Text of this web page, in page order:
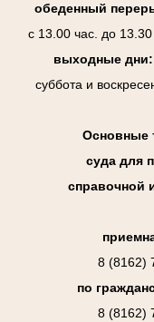
обеденный
с 13.00 час. до 13.30
выходные дни:
суббота и
Основные
суда для
справочной
8 (8162)
по
8 (8162)